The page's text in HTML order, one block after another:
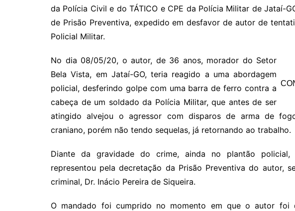
da Polícia Civil e do TÁTICO e CPE da Polícia Militar de Jataí-
de Prisão Preventiva, expedido em desfavor de autor de
Policial Militar.
No dia 08/05/20, o autor, de 36 anos, morador do Setor
Bela Vista, em Jataí-GO, teria reagido a uma abordagem
policial, desferindo golpe com uma barra de ferro contra a
cabeça de um soldado da Polícia Militar, que antes de ser
atingido alvejou o agressor com disparos de arma de
craniano, porém não tendo sequelas, já retornando ao trabalho.
Diante da gravidade do crime, ainda no plantão policial,
representou pela decretação da Prisão Preventiva do autor,
criminal, Dr. Inácio Pereira de Siqueira.
O mandado foi cumprido no momento em que o autor foi